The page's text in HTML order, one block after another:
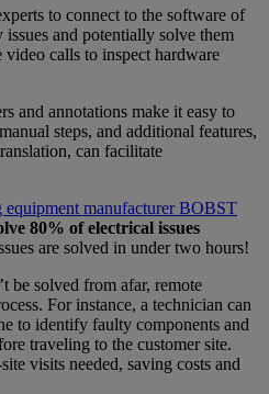
to connect to the software of
issues and potentially solve them
video calls to inspect hardware
and annotations make it easy to
steps, and additional features,
can facilitate
equipment manufacturer BOBST
80% of electrical issues
are solved in under two hours!
be solved from afar, remote
For instance, a technician can
to identify faulty components and
traveling to the customer site.
visits needed, saving costs and